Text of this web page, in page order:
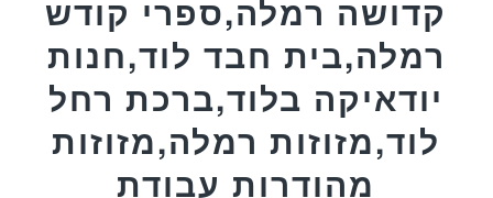
קדושה רמלה,ספרי קודש
רמלה,בית חבד לוד,חנות
יודאיקה בלוד,ברכת רחל
לוד,מזוזות רמלה,מזוזות
מהודרות עבודת